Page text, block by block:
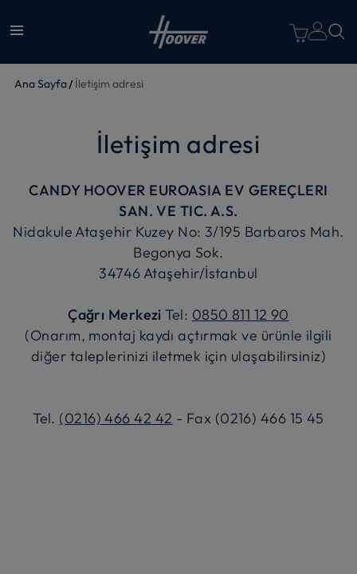
Ana Sayfa İletişim adresi
İletişim adresi
CANDY HOOVER EUROASIA EV GEREÇLERI
SAN. VE TIC. A.S.
Nidakule Ataşehir Kuzey No: 3/195 Barbaros Mah.
Begonya Sok.
34746 Ataşehir/İstanbul
Çağrı MerkeziTel: 0850 811 12 90
(Onarım, montaj kaydı açtırmak ve ürünle ilgili
diğer taleplerinizi iletmek için ulaşabilirsiniz)
Tel. (0216) 466 42 42 - Fax (0216) 466 15 45